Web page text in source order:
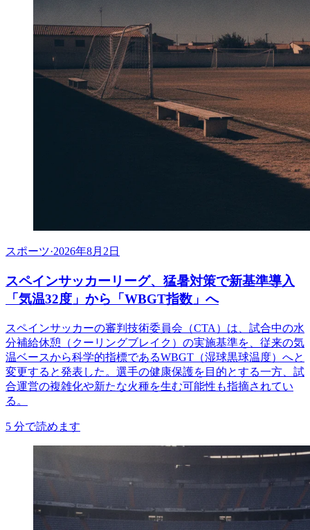
スポーツ·2026年8月2日
スペインサッカーリーグ、猛暑対策で新基準導入
「気温32度」から「WBGT指数」へ
スペインサッカーの審判技術委員会（CTA）は、試合中の水
分補給休憩（クーリングブレイク）の実施基準を、従来の気
温ベースから科学的指標であるWBGT（湿球黒球温度）へと
変更すると発表した。選手の健康保護を目的とする一方、試
合運営の複雑化や新たな火種を生む可能性も指摘されてい
る。
5 分で読めます